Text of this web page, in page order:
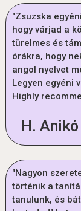
"Zsuzska
hogy várjad a
türelmes és
órákra, hogy
angol nyelvet
Legyen egyéni
Highly
H. Anikó
"Nagyon
történik a
tanulunk, és